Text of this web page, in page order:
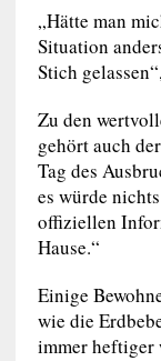
„Hätte man
Situation
Stich
Zu den
gehört auch
Tag des
es würde
offiziellen
Hause.“
Einige
wie die
immer heftiger